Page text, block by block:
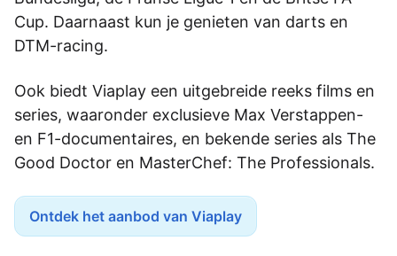
Cup. Daarnaast kun je genieten van darts en
DTM-racing.
Ook biedt Viaplay een uitgebreide reeks films en
series, waaronder exclusieve Max Verstappen-
en F1-documentaires, en bekende series als The
Good Doctor en MasterChef: The Professionals.
Ontdek het aanbod van Viaplay